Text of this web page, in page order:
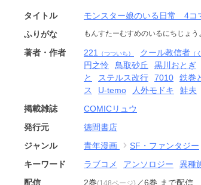
タイトル
モンスター娘のいる日常 4コ
ふりがな
もんすたーむすめのいるにちじょ
著者・作者 221 （つついち） クール教信者 （
円之怜 鳥取砂丘 黒川おとぎ
と
ステルス改行 7010 鉄巻
ス
U-temo 人外モドキ 鮭夫
掲載雑誌
COMICリュウ
発行元
徳間書店
ジャンル
青年漫画
SF・ファンタジー
キーワード
ラブコメ アンソロジー
異種
配信
2巻(148ページ) ／6巻 まで配信